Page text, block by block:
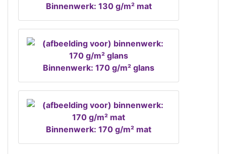
Binnenwerk: 130 g/m² mat
Binnenwerk: 170 g/m² glans
Binnenwerk: 170 g/m² mat